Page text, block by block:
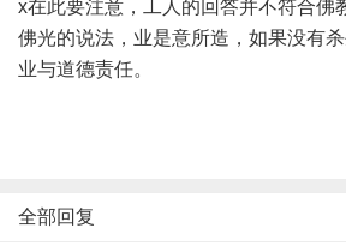
x在此要注意，工人的回答并不符合佛
佛光的说法，业是意所造，如果没有
业与道德责任。
全部回复